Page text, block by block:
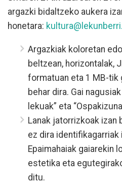
argazki bidaltzeko aukera
honetara:
Argazkiak koloretan
beltzean, horizontalak,
formatuan eta 1 MB-tik
behar dira. Gai
lekuak” eta
Lanak jatorrizkoak izan
ez dira identifikagarriak
Epaimahaiak gaiarekin
estetika eta
ditu.